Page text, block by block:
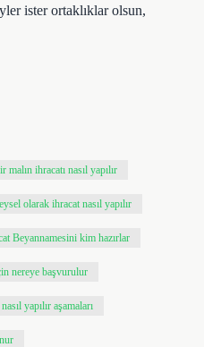
ister ortaklıklar olsun,
malın ihracatı nasıl yapılır
olarak ihracat nasıl yapılır
Beyannamesini kim hazırlar
nereye başvurulur
yapılır aşamaları